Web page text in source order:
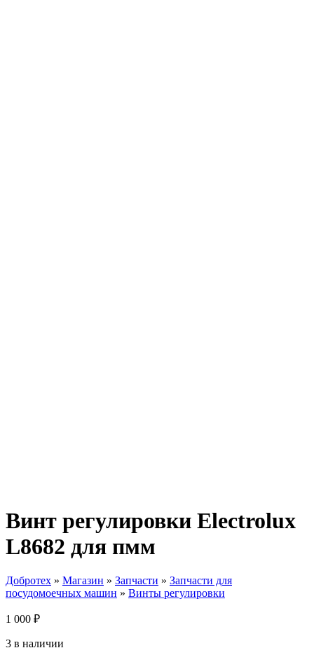
Винт регулировки Electrolux
L8682 для пмм
Добротех » Магазин » Запчасти » Запчасти для
посудомоечных машин » Винты регулировки
1 000 ₽
3 в наличии